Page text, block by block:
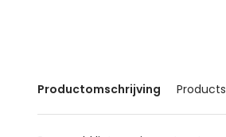
Productomschrijving